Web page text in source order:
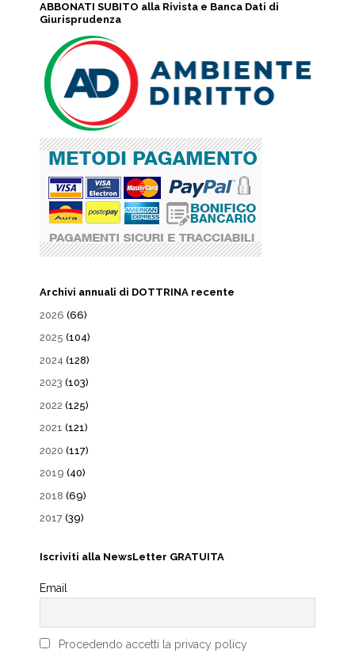
ABBONATI SUBITO alla Rivista e Banca Dati di
Giurisprudenza
Archivi annuali di DOTTRINA recente
2026 (66)
2025 (104)
2024 (128)
2023 (103)
2022 (125)
2021 (121)
2020 (117)
2019 (40)
2018 (69)
2017 (39)
Iscriviti alla NewsLetter GRATUITA
Email
Procedendo accetti la privacy policy